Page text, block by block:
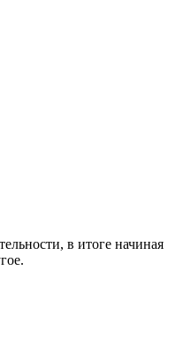
в итоге начиная